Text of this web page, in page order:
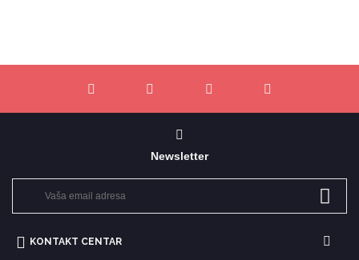
Newsletter
KONTAKT CENTAR